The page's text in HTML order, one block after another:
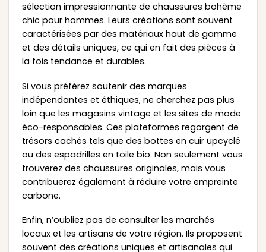
sélection impressionnante de chaussures bohème
chic pour hommes. Leurs créations sont souvent
caractérisées par des matériaux haut de gamme
et des détails uniques, ce qui en fait des pièces à
la fois tendance et durables.
Si vous préférez soutenir des marques
indépendantes et éthiques, ne cherchez pas plus
loin que les magasins vintage et les sites de mode
éco-responsables. Ces plateformes regorgent de
trésors cachés tels que des bottes en cuir upcyclé
ou des espadrilles en toile bio. Non seulement vous
trouverez des chaussures originales, mais vous
contribuerez également à réduire votre empreinte
carbone.
Enfin, n’oubliez pas de consulter les marchés
locaux et les artisans de votre région. Ils proposent
souvent des créations uniques et artisanales qui